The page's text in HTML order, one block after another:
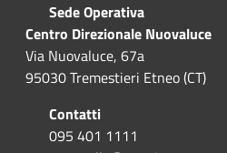
Sede Operativa
Centro Direzionale Nuovaluce
Via Nuovaluce, 67a
95030 Tremestieri Etneo (CT)
Contatti
095 401 1111